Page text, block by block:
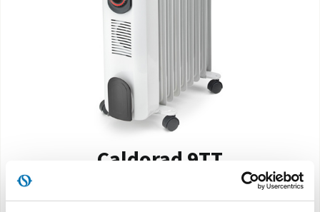
Caldorad 9TT
Olieradiator 2000 W met hoge inertie, met